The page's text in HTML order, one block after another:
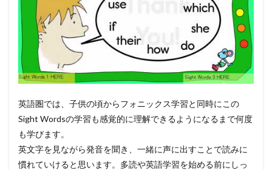
英語圏では、子供の頃からフォニックス学習と同時にこの
Sight Wordsの学習も感覚的に理解できるようになるまで何度
も学びます。
英文字を見ながら発音を聞き、一緒に声に出すことで読みに
慣れていけると思います。多読や英語学習を始める前にしっ